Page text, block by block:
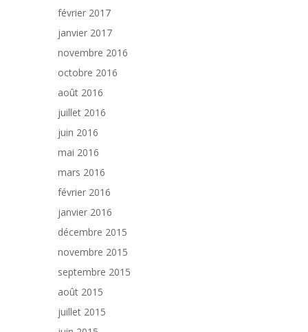
février 2017
janvier 2017
novembre 2016
octobre 2016
août 2016
juillet 2016
juin 2016
mai 2016
mars 2016
février 2016
janvier 2016
décembre 2015
novembre 2015
septembre 2015
août 2015
juillet 2015